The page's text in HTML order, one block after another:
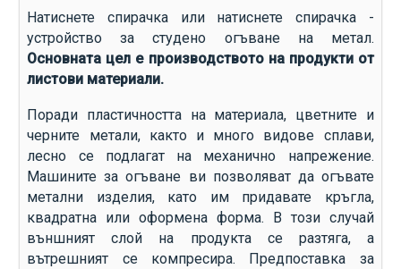
Натиснете спирачка или натиснете спирачка -
устройство за студено огъване на метал.
Основната цел е производството на продукти от
листови материали.
Поради пластичността на материала, цветните и
черните метали, както и много видове сплави,
лесно се подлагат на механично напрежение.
Машините за огъване ви позволяват да огъвате
метални изделия, като им придавате кръгла,
квадратна или оформена форма. В този случай
външният слой на продукта се разтяга, а
вътрешният се компресира. Предпоставка за